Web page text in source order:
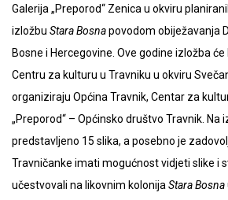
Galerija „Preporod“ Zenica u okviru
izložbu Stara Bosnapovodom obiježavanja
Bosne i Hercegovine. Ove godine izložba
Centru za kulturu u Travniku u okviru
organiziraju Općina Travnik, Centar za
„Preporod“ – Općinsko društvo Travnik. Na
predstavljeno 15 slika, a posebno je
Travničanke imati mogućnost vidjeti slike i
učestvovali na likovnim kolonijaStara Bosna